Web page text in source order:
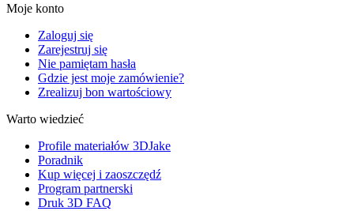
Moje konto
Zaloguj się
Zarejestruj się
Nie pamiętam hasła
Gdzie jest moje zamówienie?
Zrealizuj bon wartościowy
Warto wiedzieć
Profile materiałów 3DJake
Poradnik
Kup więcej i zaoszczędź
Program partnerski
Druk 3D FAQ